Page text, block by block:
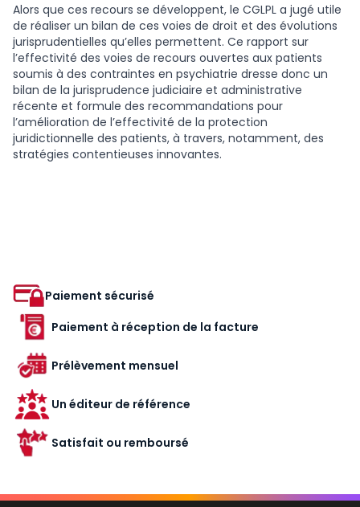
Alors que ces recours se développent, le CGLPL a jugé utile
de réaliser un bilan de ces voies de droit et des évolutions
jurisprudentielles qu’elles permettent. Ce rapport sur
l’effectivité des voies de recours ouvertes aux patients
soumis à des contraintes en psychiatrie dresse donc un
bilan de la jurisprudence judiciaire et administrative
récente et formule des recommandations pour
l’amélioration de l’effectivité de la protection
juridictionnelle des patients, à travers, notamment, des
stratégies contentieuses innovantes.
Paiement sécurisé
Paiement à réception de la facture
Prélèvement mensuel
Un éditeur de référence
Satisfait ou remboursé